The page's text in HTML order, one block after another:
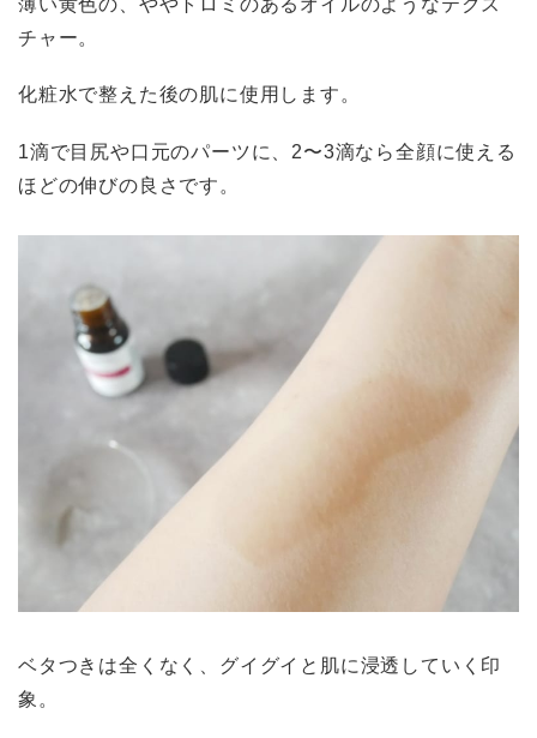
チャー。
化粧水で整えた後の肌に使用します。
1滴で目尻や口元のパーツに、2〜3滴なら全顔に使える
ほどの伸びの良さです。
ベタつきは全くなく、グイグイと肌に浸透していく印
象。